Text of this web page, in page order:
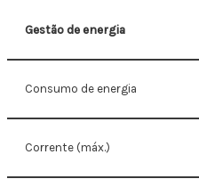
Gestão de energia
Consumo de energia
Corrente (máx.)